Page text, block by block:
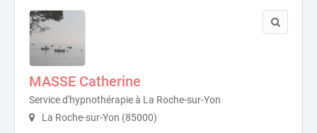
MASSE Catherine
Service d'hypnothérapie à La Roche-sur-Yon
La Roche-sur-Yon (85000)